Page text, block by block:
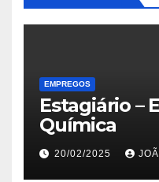
EMPREGOS
Estagiário –
Química
20/02/2025